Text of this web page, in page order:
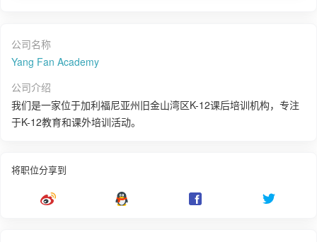
公司名称
Yang Fan Academy
公司介绍
我们是一家位于加利福尼亚州旧金山湾区K-12课后培训机构，专注
于K-12教育和课外培训活动。
将职位分享到